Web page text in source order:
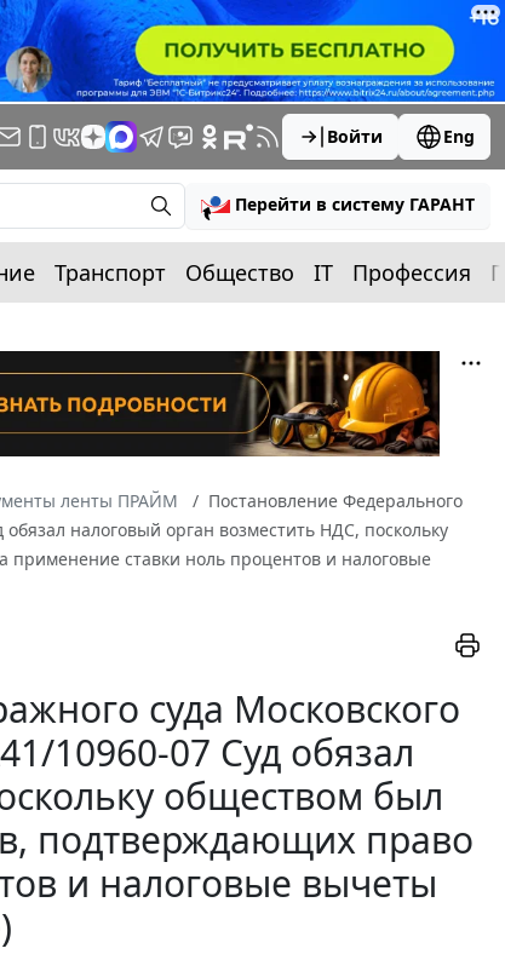
Войти Eng
Перейти в систему ГАРАНТ
Транспорт Общество IT Профессия
ленты ПРАЙМ
Постановление Федерального
налоговый орган возместить НДС, поскольку
ставки ноль процентов и налоговые
суда Московского
10960-07 Суд обязал
обществом был
подтверждающих право
и налоговые вычеты